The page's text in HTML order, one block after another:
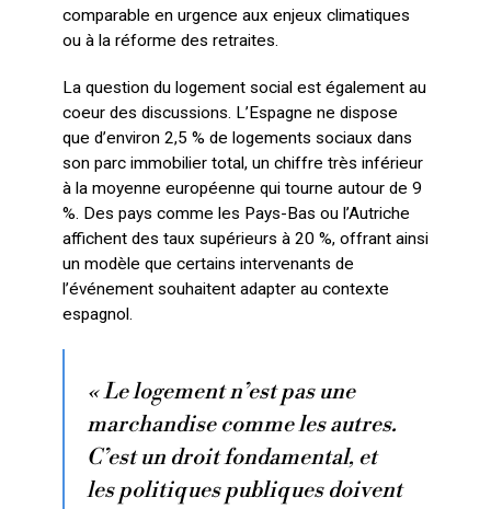
comparable en urgence aux enjeux climatiques
ou à la réforme des retraites.
La question du logement social est également au
coeur des discussions. L’Espagne ne dispose
que d’environ 2,5 % de logements sociaux dans
son parc immobilier total, un chiffre très inférieur
à la moyenne européenne qui tourne autour de 9
%. Des pays comme les Pays-Bas ou l’Autriche
affichent des taux supérieurs à 20 %, offrant ainsi
un modèle que certains intervenants de
l’événement souhaitent adapter au contexte
espagnol.
« Le logement n’est pas une
marchandise comme les autres.
C’est un droit fondamental, et
les politiques publiques doivent